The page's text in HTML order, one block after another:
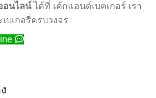
อนไลน์ได้ที่ เค้กแอนด์เบคเกอร์ เรา
บเกอรี่ครบวงจร